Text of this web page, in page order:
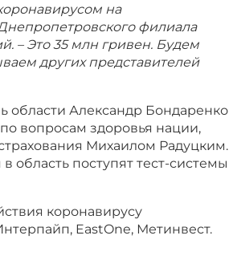
на
филиала
– Это 35 млн гривен. Будем
других представителей
области Александр Бондаренко
вопросам здоровья нации,
Михаилом Радуцким.
область поступят тест-системы
коронавирусу
EastOne, Метинвест.